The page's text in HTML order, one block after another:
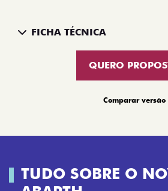
FICHA TÉCNICA
QUERO
Comparar versão
TUDO SOBRE O